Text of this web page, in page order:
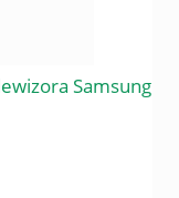
Samsung